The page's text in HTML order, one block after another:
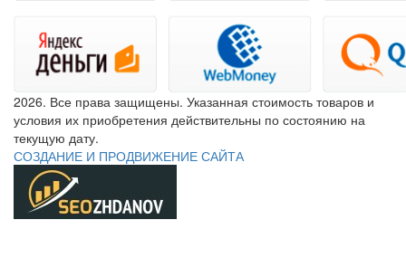
2026. Все права защищены. Указанная стоимость товаров и
условия их приобретения действительны по состоянию на
текущую дату.
СОЗДАНИЕ И ПРОДВИЖЕНИЕ САЙТА